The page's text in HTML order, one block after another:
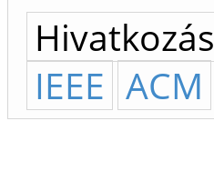
IEEE ACM